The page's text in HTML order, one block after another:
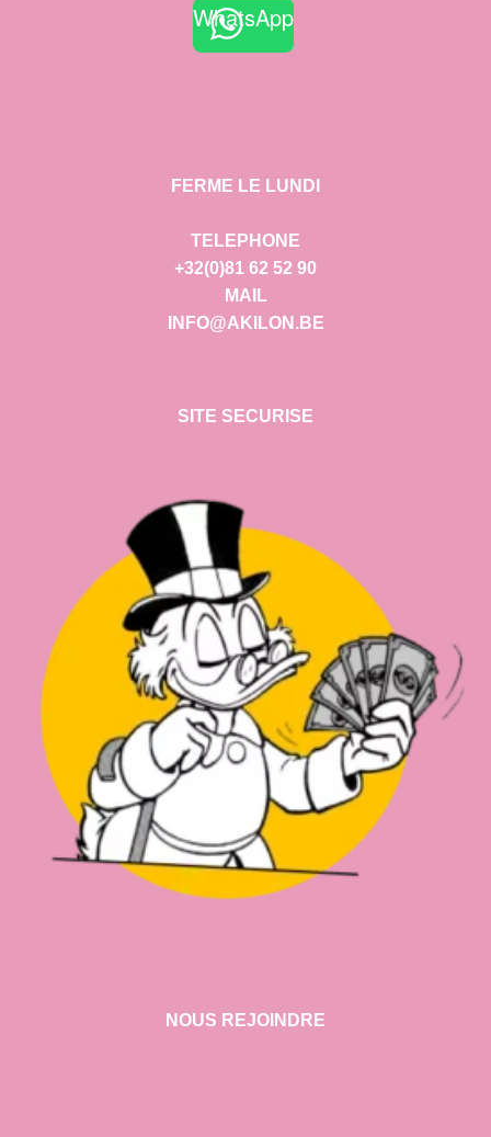
WhatsApp
FERME LE LUNDI
TELEPHONE
+32(0)81 62 52 90
MAIL
INFO@AKILON.BE
SITE SECURISE
NOUS REJOINDRE